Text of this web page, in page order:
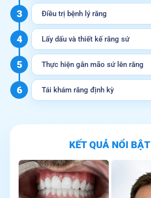
3 Điều trị bệnh lý răng
4 Lấy dấu và thiết kế răng sứ
5 Thực hiện gắn mão sứ lên răng
6 Tái khám răng định kỳ
KẾT QUẢ NỔI BẬT